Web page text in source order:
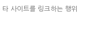
사이트를 링크하는 행위